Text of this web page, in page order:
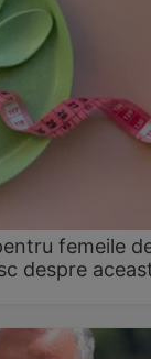
femeile
despre